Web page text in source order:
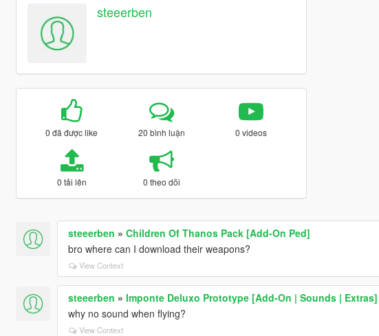
steeerben
0 đã được like 20 bình luận 0 videos
0 tải lên 0 theo dõi
steeerben » Children Of Thanos Pack [Add-On Ped]
bro where can I download their weapons?
View Context
steeerben » Imponte Deluxo Prototype [Add-On | Sounds | Extras]
why no sound when flying?
View Context